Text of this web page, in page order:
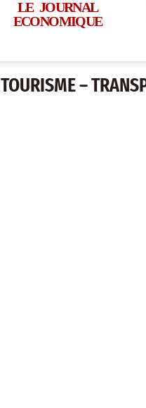
LE JOURNAL
ECONOMIQUE
TOURISME –